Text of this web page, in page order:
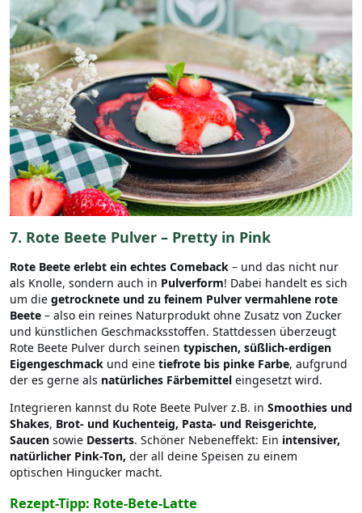
7. Rote Beete Pulver – Pretty in Pink
Rote Beete erlebt ein echtes Comeback – und das nicht nur
als Knolle, sondern auch in Pulverform! Dabei handelt es sich
um die getrocknete und zu feinem Pulver vermahlene rote
Beete – also ein reines Naturprodukt ohne Zusatz von Zucker
und künstlichen Geschmacksstoffen. Stattdessen überzeugt
Rote Beete Pulver durch seinen typischen, süßlich-erdigen
Eigengeschmack und eine tiefrote bis pinke Farbe, aufgrund
der es gerne als natürliches Färbemittel eingesetzt wird.
Integrieren kannst du Rote Beete Pulver z.B. in Smoothies und
Shakes, Brot- und Kuchenteig, Pasta- und Reisgerichte,
Saucen sowie Desserts. Schöner Nebeneffekt: Ein intensiver,
natürlicher Pink-Ton, der all deine Speisen zu einem
optischen Hingucker macht.
Rezept-Tipp: Rote-Bete-Latte